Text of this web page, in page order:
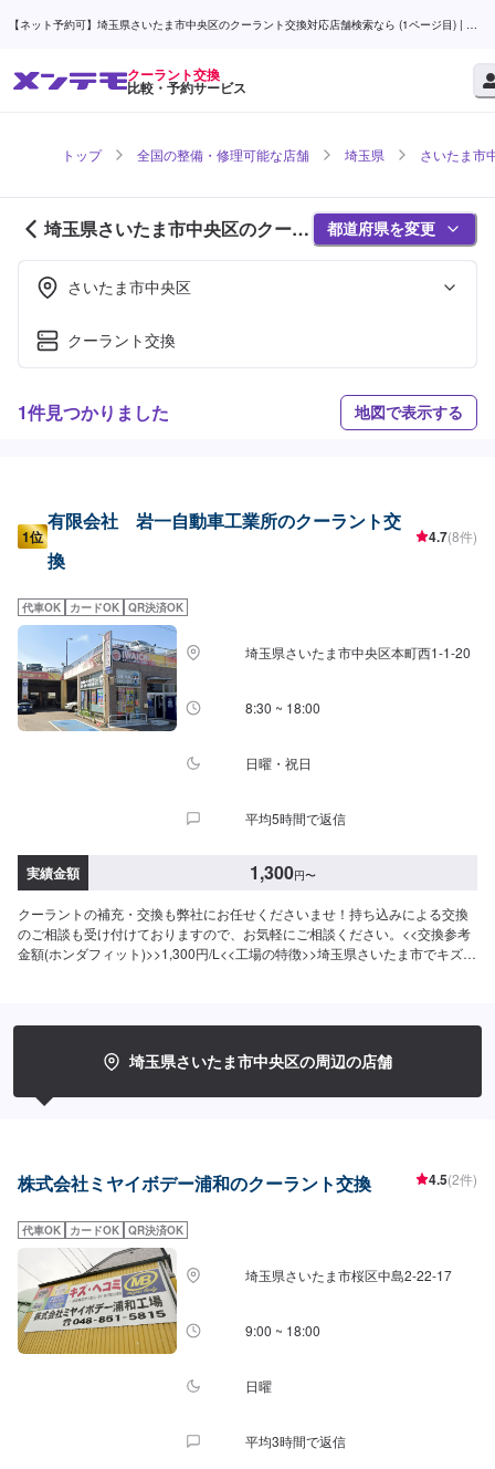
【ネット予約可】埼玉県さいたま市中央区のクーラント交換対応店舗検索なら (1ページ目) | メ
クーラント交換
比較・予約サービス
トップ 全国の整備・修理可能な店舗 埼玉県 さいたま市
埼玉県さいたま市中央区のクーラ
ント交換対応店舗紹介 (1ページ
目)
都道府県を変更
さいたま市中央区
クーラント交換
1件見つかりました 地図で表示する
1位
有限会社 岩一自動車工業所のクーラント交
換
4.7(8件)
代車OK カードOK QR決済OK
埼玉県さいたま市中央区本町西1-1-20
8:30 ~ 18:00
日曜・祝日
平均5時間で返信
実績金額 1,300円〜
クーラントの補充・交換も弊社にお任せくださいませ！持ち込みによる交換
のご相談も受け付けておりますので、お気軽にご相談ください。<<交換参考
金額(ホンダフィット)>>1,300円/L<<工場の特徴>>埼玉県さいたま市でキズ・
数在籍しております。お車の修理・整備の際も安心してご依頼くださいま
せ。<<無料の代車のご用意ございます>>ダイハツミライースなどの代車をご
埼玉県さいたま市中央区の周辺の店舗
株式会社ミヤイボデー浦和のクーラント交換 4.5(2件)
代車OK カードOK QR決済OK
埼玉県さいたま市桜区中島2-22-17
9:00 ~ 18:00
日曜
平均3時間で返信